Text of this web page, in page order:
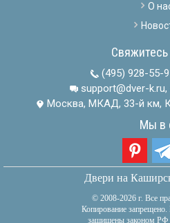
О
(495) 928-55-
support@dver-
Москва, МКАД, 33-й км,
Мы в
Двери на
© 2008-2026 г. Все
Копирование запрещено.
защищены законом РФ